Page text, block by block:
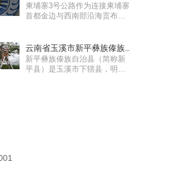
成功！
柬埔寨3号公路作为连接柬埔寨
首都金边与西南部沿海贡布省
云南省玉溪市新平彝族傣族
自治县米大线雷达···
新平彝族傣族自治县（简称新
平县）是玉溪市下辖县，明万